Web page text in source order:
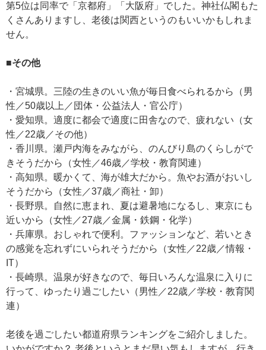
第5位は同率で「京都府」「大阪府」でした。神社仏閣もた
くさんありますし、老後は関西というのもいいかもしれま
せん。
■その他
・宮城県。三陸の生きのいい魚が毎日食べられるから（男
性／50歳以上／団体・公益法人・官公庁）
・愛知県。適度に都会で適度に田舎なので、疲れない（女
性／22歳／その他）
・香川県。瀬戸内海をみながら、のんびり島のくらしがで
きそうだから（女性／46歳／学校・教育関連）
・高知県。暖かくて、海が雄大だから。魚やお酒がおいし
そうだから（女性／37歳／商社・卸）
・長野県。自然に恵まれ、夏は避暑地になるし、東京にも
近いから（女性／27歳／金属・鉄鋼・化学）
・兵庫県。おしゃれで便利。ファッションなど、若いとき
の感覚を忘れずにいられそうだから（女性／22歳／情報・
IT）
・長崎県。温泉が好きなので、毎日いろんな温泉に入りに
行って、ゆったり過ごしたい（男性／22歳／学校・教育関
連）
老後を過ごしたい都道府県ランキングをご紹介しました。